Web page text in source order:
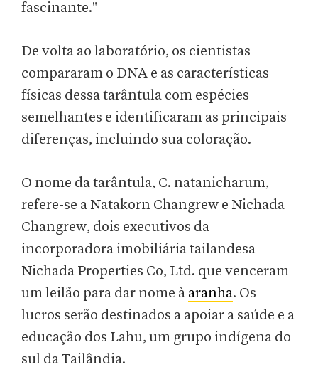
fascinante."
De volta ao laboratório, os cientistas
compararam o DNA e as características
físicas dessa tarântula com espécies
semelhantes e identificaram as principais
diferenças, incluindo sua coloração.
O nome da tarântula, C. natanicharum,
refere-se a Natakorn Changrew e Nichada
Changrew, dois executivos da
incorporadora imobiliária tailandesa
Nichada Properties Co, Ltd. que venceram
um leilão para dar nome à aranha. Os
lucros serão destinados a apoiar a saúde e a
educação dos Lahu, um grupo indígena do
sul da Tailândia.